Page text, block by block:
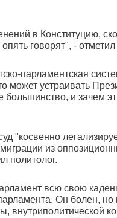
в Конституцию,
говорят", - отметил
парламентская
может устраивать
большинство, и зачем
"косвенно
из
политолог.
всю свою
Он болен, но
внутриполитической